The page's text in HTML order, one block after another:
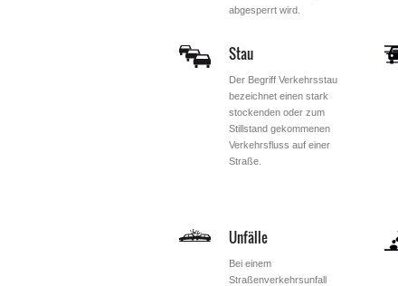
abgesperrt wird.
Stau
Der Begriff Verkehrsstau
bezeichnet einen stark
stockenden oder zum
Stillstand gekommenen
Verkehrsfluss auf einer
Straße.
Unfälle
Bei einem
Straßenverkehrsunfall